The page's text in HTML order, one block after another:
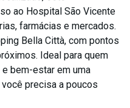
ao Hospital São Vicente
farmácias e mercados.
Bella Città, com pontos
Ideal para quem
bem-estar em uma
precisa a poucos